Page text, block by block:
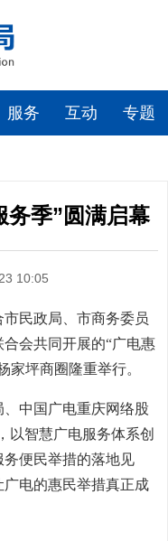
服务 互动 专题
务季”圆满启幕
10:05
民政局、市商务委员
会共同开展的“广电惠
家坪商圈隆重举行。
中国广电重庆网络股
以智慧广电服务体系创
便民举措的落地见
电的惠民举措真正成